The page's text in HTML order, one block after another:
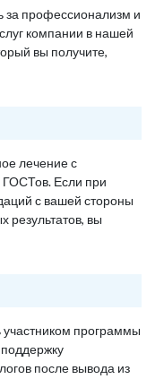
за профессионализм и
компании в нашей
вы получите,
лечение с
Если при
с вашей стороны
результатов, вы
участником программы
после вывода из